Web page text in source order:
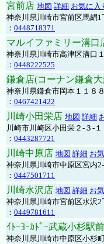
宮前店 地図 詳細 お気に入
神奈川県川崎市宮前区馬絹1
： 0448718371
マルイファミリー溝口
神奈川県川崎市高津区溝口
： 0448222525
鎌倉店(コーナン鎌倉
神奈川県鎌倉市岡本１１８
： 0467421422
川崎小田栄店 地図 詳細
川崎市川崎区小田栄２‐３‐
： 0443287721
川崎中原店 地図 詳細 お
神奈川県川崎市中原区宮内
： 0447501711
川崎水沢店 地図 詳細 お
神奈川県川崎市宮前区水沢2
： 0449781611
ｲﾄｰﾖｰｶﾄﾞｰ武蔵小杉駅
神奈川県川崎市中原区小杉